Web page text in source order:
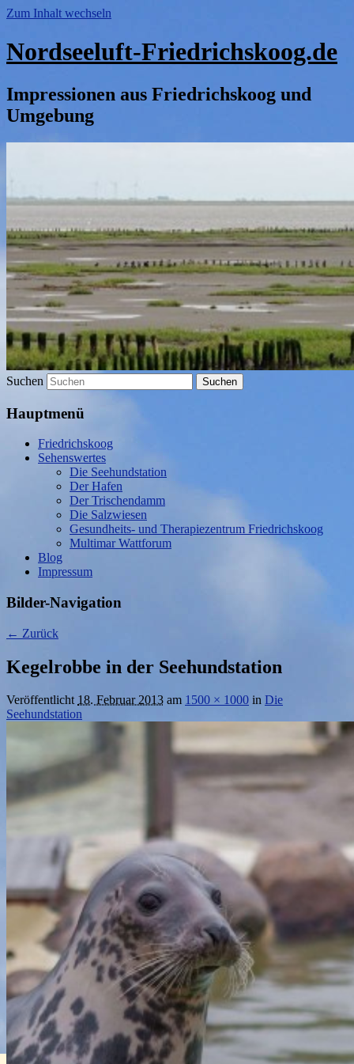
Zum Inhalt wechseln
Nordseeluft-Friedrichskoog.de
Impressionen aus Friedrichskoog und
Umgebung
Suchen
Hauptmenü
Friedrichskoog
Sehenswertes
Die Seehundstation
Der Hafen
Der Trischendamm
Die Salzwiesen
Gesundheits- und Therapiezentrum Friedrichskoog
Multimar Wattforum
Blog
Impressum
Bilder-Navigation
← Zurück
Kegelrobbe in der Seehundstation
Veröffentlicht 18. Februar 2013 am 1500 × 1000 in Die
Seehundstation